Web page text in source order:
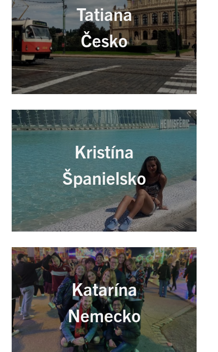
Tatiana
Česko
Kristína
Španielsko
Katarína
Nemecko